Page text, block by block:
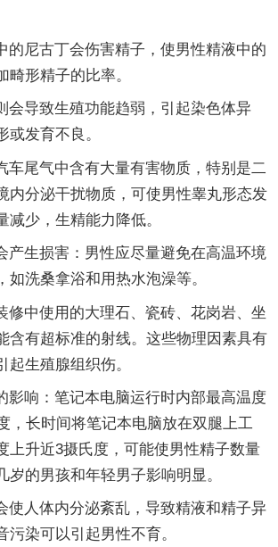
的尼古丁会伤害精子，使男性精液中的
形精子的比率。
会导致生殖功能趋弱，引起染色体异
或发育不良。
车尾气中含有大量有害物质，特别是二
内分泌干扰物质，可使男性睾丸形态发
减少，生精能力降低。
产生损害：男性应尽量避免在高温环境
如洗桑拿浴和用热水泡澡等。
修中使用的大理石、瓷砖、花岗岩、坐
含有超标准的射线。这些物理因素具有
生殖腺组织伤。
影响：笔记本电脑运行时内部最高温度
，长时间将笔记本电脑放在双腿上工
上升近3摄氏度，可能使男性精子数量
岁的男孩和年轻男子影响明显。
使人体内分泌紊乱，导致精液和精子异
污染可以引起男性不育。